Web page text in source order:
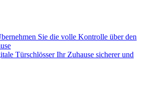
Sie die volle Kontrolle über den
Türschlösser Ihr Zuhause sicherer und